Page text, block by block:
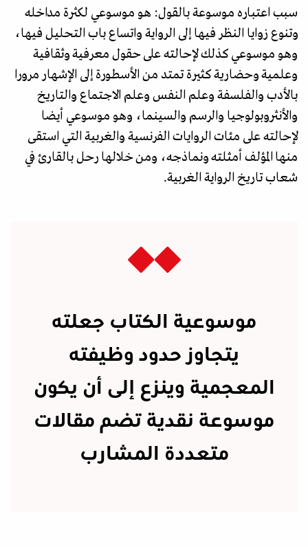
سبب اعتباره موسوعة بالقول: هو موسوعي لكثرة مداخله
وتنوع زوايا النظر فيها إلى الرواية واتساع باب التحليل فيها،
وهو موسوعي كذلك لإحالته على حقول معرفية وثقافية
وعلمية وحضارية كثيرة تمتد من الأسطورة إلى الإشهار مرورا
بالأدب والفلسفة وعلم النفس وعلم الاجتماع والتاريخ
والأنثروبولوجيا والرسم والسينما، وهو موسوعي أيضا
لإحالته على مئات الروايات الفرنسية والغربية التي استقى
منها المؤلف أمثلته ونماذجه، ومن خلالها رحل بالقارئ في
شعاب تاريخ الرواية الغربية.
موسوعية الكتاب جعلته
يتجاوز حدود وظيفته
المعجمية وينزع إلى أن يكون
موسوعة نقدية تضم مقالات
متعددة المشارب